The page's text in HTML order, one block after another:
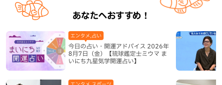
あなたへおすすめ！
今日の占い・開運アドバイス 2026年
8月7日（金）【琉球鑑定士ミウマ ま
いにち九星気学開運占い】
エンタメ,占い